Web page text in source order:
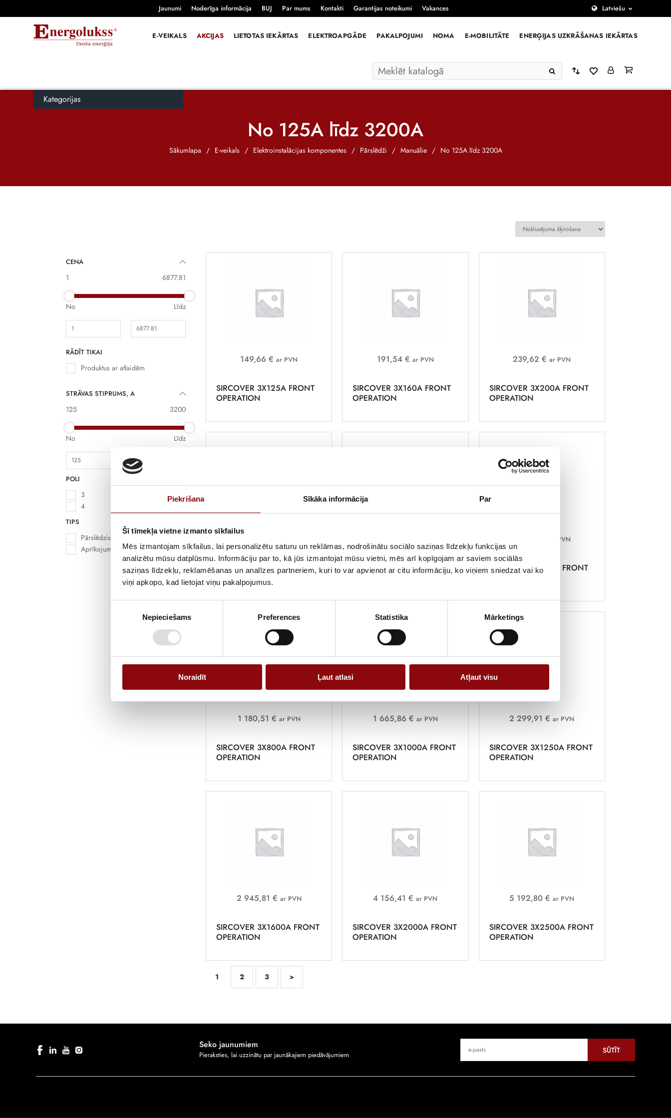
Piekrišana Sīkāka informācija Par
Šī tīmekļa vietne izmanto sīkfailus
Mēs izmantojam sīkfailus, lai personalizētu saturu un reklāmas, nodrošinātu sociālo saziņas līdzekļu funkcijas un
analizētu mūsu datplūsmu. Informāciju par to, kā jūs izmantojat mūsu vietni, mēs arī kopīgojam ar saviem sociālās
saziņas līdzekļu, reklamēšanas un analīzes partneriem, kuri to var apvienot ar citu informāciju, ko viņiem sniedzat vai ko
viņi apkopo, kad lietojat viņu pakalpojumus.
Nepieciešams Preferences Statistika Mārketings
Noraidīt Ļaut atlasi Atļaut visu
Jaunumi Noderīga informācija BUJ Par mums Kontakti Garantijas noteikumi Vakances Latviešu
E-VEIKALS AKCIJAS LIETOTAS IEKĀRTAS ELEKTROAPGĀDE PAKALPOJUMI NOMA E-MOBILITĀTE ENERĢIJAS UZKRĀŠANAS IEKĀRTAS
Kategorijas
No 125A līdz 3200A
Sākumlapa / E-veikals / Elektroinstalācijas komponentes / Pārslēdži / Manuālie / No 125A līdz 3200A
CENA
1 6877.81
No Līdz
RĀDĪT TIKAI
Produktus ar atlaidēm
STRĀVAS STIPRUMS, A
125 3200
No Līdz
POLI
3
4
TIPS
Pārslēdzis
Aprīkojums
149,66 € ar PVN
SIRCOVER 3X125A FRONT
OPERATION
191,54 € ar PVN
SIRCOVER 3X160A FRONT
OPERATION
239,62 € ar PVN
SIRCOVER 3X200A FRONT
OPERATION
SIRCOVER 3X250A FRONT
OPERATION
SIRCOVER 3X400A FRONT
OPERATION
ar PVN
SIRCOVER 3X630A FRONT
1 180,51 € ar PVN
SIRCOVER 3X800A FRONT
OPERATION
1 665,86 € ar PVN
SIRCOVER 3X1000A FRONT
OPERATION
2 299,91 € ar PVN
SIRCOVER 3X1250A FRONT
OPERATION
2 945,81 € ar PVN
SIRCOVER 3X1600A FRONT
OPERATION
4 156,41 € ar PVN
SIRCOVER 3X2000A FRONT
OPERATION
5 192,80 € ar PVN
SIRCOVER 3X2500A FRONT
OPERATION
1 2 3 >
Seko jaunumiem
Pieraksties, lai uzzinātu par jaunākajiem piedāvājumiem SŪTĪT